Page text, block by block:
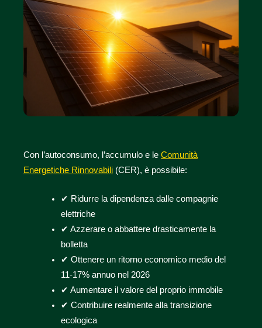
Con l’autoconsumo, l’accumulo e le Comunità
Energetiche Rinnovabili (CER), è possibile:
✔ Ridurre la dipendenza dalle compagnie
elettriche
✔ Azzerare o abbattere drasticamente la
bolletta
✔ Ottenere un ritorno economico medio del
11-17% annuo nel 2026
✔ Aumentare il valore del proprio immobile
✔ Contribuire realmente alla transizione
ecologica